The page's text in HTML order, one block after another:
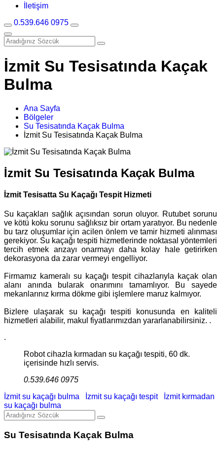
İletişim
0.539.646 0975
İzmit Su Tesisatında Kaçak
Bulma
Ana Sayfa
Bölgeler
Su Tesisatında Kaçak Bulma
İzmit Su Tesisatında Kaçak Bulma
İzmit Su Tesisatında Kaçak Bulma
İzmit Tesisatta Su Kaçağı Tespit Hizmeti
Su kaçakları sağlık açısından sorun oluyor. Rutubet sorunu
ve kötü koku sorunu sağlıksız bir ortam yaratıyor. Bu nedenle
bu tarz oluşumlar için acilen önlem ve tamir hizmeti alınması
gerekiyor. Su kaçağı tespiti hizmetlerinde noktasal yöntemleri
tercih etmek arızayı onarmayı daha kolay hale getirirken
dekorasyona da zarar vermeyi engelliyor.
Firmamız kameralı su kaçağı tespit cihazlarıyla kaçak olan
alanı anında bularak onarımını tamamlıyor. Bu sayede
mekanlarınız kırma dökme gibi işlemlere maruz kalmıyor.
Bizlere ulaşarak su kaçağı tespiti konusunda en kaliteli
hizmetleri alabilir, makul fiyatlarımızdan yararlanabilirsiniz. .
.
Robot cihazla kırmadan su kaçağı tespiti, 60 dk.
içerisinde hızlı servis.
0.539.646 0975
İzmit su kaçağı bulma
İzmit su kaçağı tespit
İzmit kırmadan
su kaçağı bulma
Su Tesisatında Kaçak Bulma